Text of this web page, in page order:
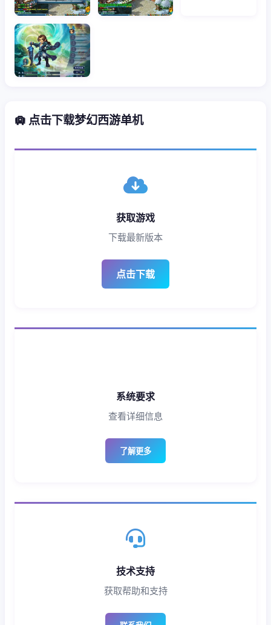
🛄 点击下载梦幻西游单机
获取游戏
下载最新版本
点击下载
系统要求
查看详细信息
了解更多
技术支持
获取帮助和支持